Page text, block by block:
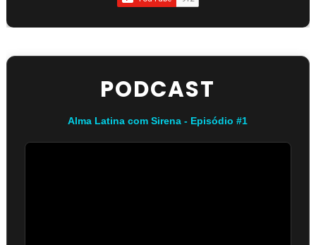
PODCAST
Alma Latina com Sirena - Episódio #1